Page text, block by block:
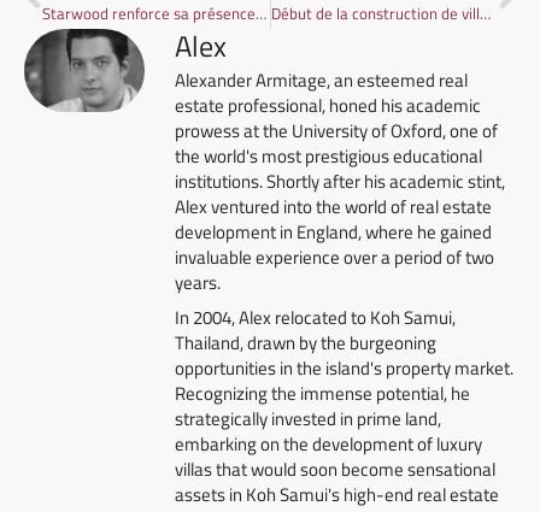
Starwood renforce sa présence en Thaïlande Début de la construction de villas à Koh Samui
Alex
Alexander Armitage, an esteemed real
estate professional, honed his academic
prowess at the University of Oxford, one of
the world's most prestigious educational
institutions. Shortly after his academic stint,
Alex ventured into the world of real estate
development in England, where he gained
invaluable experience over a period of two
years.
In 2004, Alex relocated to Koh Samui,
Thailand, drawn by the burgeoning
opportunities in the island's property market.
Recognizing the immense potential, he
strategically invested in prime land,
embarking on the development of luxury
villas that would soon become sensational
assets in Koh Samui's high-end real estate